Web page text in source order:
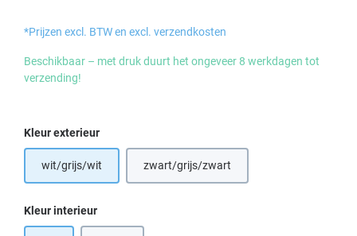
*Prijzen excl. BTW en excl. verzendkosten
Beschikbaar – met druk duurt het ongeveer 8 werkdagen tot
verzending!
Selecteer
Kleur exterieur
wit/grijs/wit zwart/grijs/zwart(Deze optie is momenteel niet
Selecteer
Kleur interieur